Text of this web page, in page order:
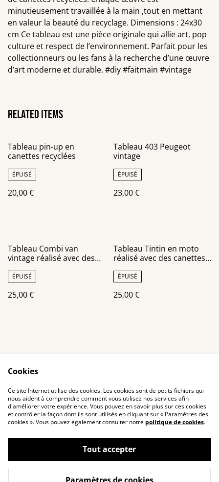
minutieusement travaillée à la main ,tout en mettant
en valeur la beauté du recyclage. Dimensions : 24x30
cm Ce tableau est une pièce originale qui allie art, pop
culture et respect de l’environnement. Parfait pour les
collectionneurs ou les fans à la recherche d’une œuvre
d’art moderne et durable. #diy #faitmain #vintage
Related items
Tableau pin-up en
canettes recyclées
ÉPUISÉ
20,00 €
Tableau 403 Peugeot
vintage
ÉPUISÉ
23,00 €
Tableau Combi van
vintage réalisé avec des
ÉPUISÉ
25,00 €
Tableau Tintin en moto
réalisé avec des canettes
ÉPUISÉ
25,00 €
Contact Us
Legal Terms
Privacy Policy
Cookie Policy
©2026Toutenkanet
Cookies
Ce site Internet utilise des cookies. Les cookies sont de petits fichiers qui
nous aident à comprendre comment vous utilisez nos services afin
d'améliorer votre expérience. Vous pouvez en savoir plus sur ces cookies
et contrôler la façon dont ils sont utilisés en cliquant sur « Paramètres des
cookies ». Vous pouvez également consulter notre politique de cookies.
Tout accepter